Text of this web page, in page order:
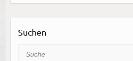
Suchen
Suche